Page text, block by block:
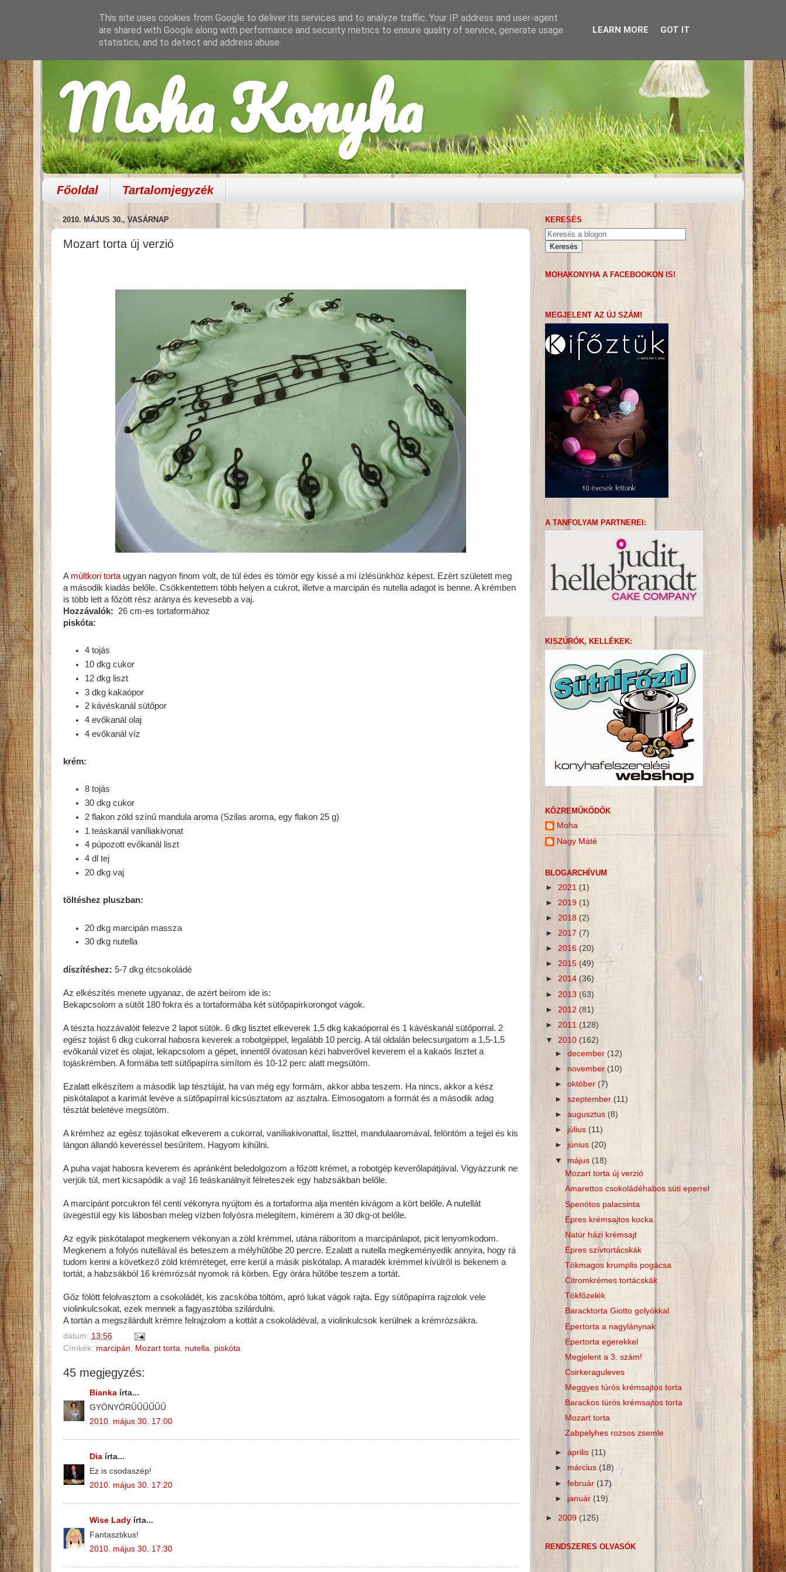
Moha Konyha
Főoldal Tartalomjegyzék
2010. MÁJUS 30., VASÁRNAP
Mozart torta új verzió
Amúltkori torta ugyan nagyon finom volt, de túl édes és tömör egy kissé a mi ízlésünkhöz képest. Ezért született meg
a második kiadás belőle. Csökkentettem több helyen a cukrot, illetve a marcipán és nutella adagot is benne. A krémben
is több lett a főzött rész aránya és kevesebb a vaj.
Hozzávalók:
26 cm-es tortaformához
piskóta:
4 tojás
10 dkg cukor
12 dkg liszt
3 dkg kakaópor
2 kávéskanál sütőpor
4 evőkanál olaj
4 evőkanál víz
krém:
8 tojás
30 dkg cukor
2 flakon zöld színű mandula aroma (Szilas aroma, egy flakon 25 g)
1 teáskanál vaníliakivonat
4 púpozott evőkanál liszt
4 dl tej
20 dkg vaj
töltéshez pluszban:
20 dkg marcipán massza
30 dkg nutella
díszítéshez: 5-7 dkg étcsokoládé
Az elkészítés menete ugyanaz, de azért beírom ide is:
Bekapcsolom a sütőt 180 fokra és a tortaformába két sütőpapírkorongot vágok.
A tészta hozzávalóit felezve 2 lapot sütök. 6 dkg lisztet elkeverek 1,5 dkg kakaóporral és 1 kávéskanál sütőporral. 2
egész tojást 6 dkg cukorral habosra keverek a robotgéppel, legalább 10 percig. A tál oldalán belecsurgatom a 1,5-1,5
evőkanál vizet és olajat, lekapcsolom a gépet, innentől óvatosan kézi habverővel keverem el a kakaós lisztet a
tojáskrémben. A formába tett sütőpapírra simítom és 10-12 perc alatt megsütöm.
Ezalatt elkészítem a második lap tésztáját, ha van még egy formám, akkor abba teszem. Ha nincs, akkor a kész
piskótalapot a karimát levéve a sütőpapírral kicsúsztatom az asztalra. Elmosogatom a formát és a második adag
tésztát beletéve megsütöm.
A krémhez az egész tojásokat elkeverem a cukorral, vaníliakivonattal, liszttel, mandulaaromával, felöntöm a tejjel és kis
lángon állandó keveréssel besűrítem. Hagyom kihűlni.
A puha vajat habosra keverem és apránként beledolgozom a főzött krémet, a robotgép keverőlapátjával. Vigyázzunk ne
verjük túl, mert kicsapódik a vaj! 16 teáskanálnyit félreteszek egy habzsákban belőle.
A marcipánt porcukron fél centi vékonyra nyújtom és a tortaforma alja mentén kivágom a kört belőle. A nutellát
üvegestül egy kis lábosban meleg vízben folyósra melegítem, kimérem a 30 dkg-ot belőle.
Az egyik piskótalapot megkenem vékonyan a zöld krémmel, utána ráborítom a marcipánlapot, picit lenyomkodom.
Megkenem a folyós nutellával és beteszem a mélyhűtőbe 20 percre. Ezalatt a nutella megkeményedik annyira, hogy rá
tudom kenni a következő zöld krémréteget, erre kerül a másik piskótalap. A maradék krémmel kívülről is bekenem a
tortát, a habzsákból 16 krémrózsát nyomok rá körben. Egy órára hűtőbe teszem a tortát.
Gőz fölött felolvasztom a csokoládét, kis zacskóba töltöm, apró lukat vágok rajta. Egy sütőpapírra rajzolok vele
violinkulcsokat, ezek mennek a fagyasztóba szilárdulni.
A tortán a megszilárdult krémre felrajzolom a kottát a csokoládéval, a violinkulcsok kerülnek a krémrózsákra.
dátum: 13:56
Címkék: marcipán, Mozart torta, nutella, piskóta
45 megjegyzés:
Bianka írta...
GYÖNYÖRŰŰŰŰŰŰ
2010. május 30. 17:00
Dia írta...
Ez is csodaszép!
2010. május 30. 17:20
Wise Lady írta...
Fantasztikus!
2010. május 30. 17:30
KERESÉS
MOHAKONYHA A FACEBOOKON IS!
MEGJELENT AZ ÚJ SZÁM!
A TANFOLYAM PARTNEREI:
KISZÚRÓK, KELLÉKEK:
KÖZREMŰKÖDŐK
Moha
Nagy Máté
BLOGARCHÍVUM
► 2021 (1)
► 2019 (1)
► 2018 (2)
► 2017 (7)
► 2016 (20)
► 2015 (49)
► 2014 (36)
► 2013 (63)
► 2012 (81)
► 2011 (128)
▼ 2010 (162)
►december(12)
► november (10)
►október (7)
►szeptember(11)
►augusztus (8)
► július(11)
► június(20)
▼ május (18)
Mozart torta új verzió
Amarettos csokoládéhabos süti eperrel
Spenótos palacsinta
Epres krémsajtos kocka
Natúr házi krémsajt
Epres szívtortácskák
Tökmagos krumplis pogácsa
Citromkrémes tortácskák
Tökfőzelék
Baracktorta Giotto golyókkal
Epertorta a nagylánynak
Epertorta egerekkel
Megjelent a 3. szám!
Csirkeraguleves
Meggyes túrós krémsajtos torta
Barackos túrós krémsajtos torta
Mozart torta
Zabpelyhes rozsos zsemle
►április (11)
► március(18)
►február(17)
► január (19)
► 2009 (125)
RENDSZERES OLVASÓK
This site uses cookies from Google to deliver its services and to analyze traffic. Your IP address and user-agent
are shared with Google along with performance and security metrics to ensure quality of service, generate usage
statistics, and to detect and address abuse.
LEARN MORE GOT IT